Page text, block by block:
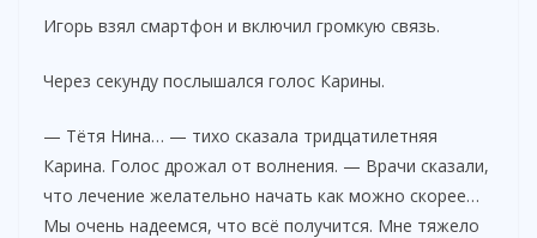
d
e
Игорь взял смартфон и включил громкую связь.
Через секунду послышался голос Карины.
— Тётя Нина… — тихо сказала тридцатилетняя
Карина. Голос дрожал от волнения. — Врачи сказали,
что лечение желательно начать как можно скорее…
Мы очень надеемся, что всё получится. Мне тяжело